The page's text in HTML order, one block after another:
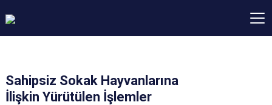
Sahipsiz Sokak Hayvanlarına
İlişkin Yürütülen İşlemler